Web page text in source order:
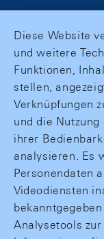
Diese Website
und weitere
Funktionen,
stellen,
Verknüpfungen
und die
ihrer
analysieren. Es
Personendaten
Videodiensten
Analysetools